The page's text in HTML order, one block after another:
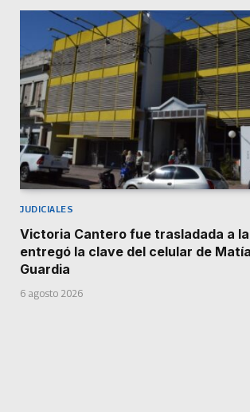
JUDICIALES
Victoria Cantero fue trasladada a
entregó la clave del celular de
Guardia
6 agosto 2026